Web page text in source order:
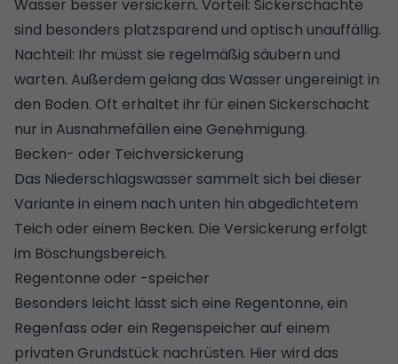
Wasser besser versickern. Vorteil: Sickerschächte
sind besonders platzsparend und optisch unauffällig.
Nachteil: Ihr müsst sie regelmäßig säubern und
warten. Außerdem gelang das Wasser ungereinigt in
den Boden. Oft erhaltet ihr für einen Sickerschacht
nur in Ausnahmefällen eine Genehmigung.
Becken- oder Teichversickerung
Das Niederschlagswasser sammelt sich bei dieser
Variante in einem nach unten hin abgedichtetem
Teich oder einem Becken. Die Versickerung erfolgt
im Böschungsbereich.
Regentonne oder -speicher
Besonders leicht lässt sich eine Regentonne, ein
Regenfass oder ein Regenspeicher auf einem
privaten Grundstück nachrüsten. Hier wird das